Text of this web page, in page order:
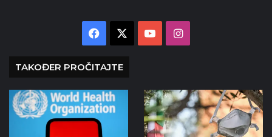
Facebook YouTubeInstagram
TAKOĐER PROČITAJTE